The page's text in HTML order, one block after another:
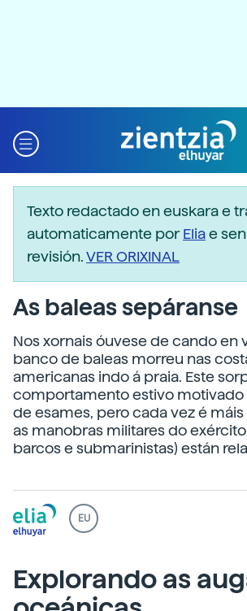
Texto redactado en euskara e
automaticamente porEliae
revisión.VER ORIXINAL
As baleas sepáranse
Nos xornais óuvese de cando en
banco de baleas morreu nas
americanas indo á praia. Este
comportamento estivo motivado
de esames, pero cada vez é
as manobras militares do
barcos e submarinistas) están
EU
Explorando as